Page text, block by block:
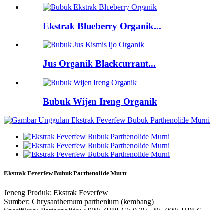
Ekstrak Blueberry Organik...
Jus Organik Blackcurrant...
Bubuk Wijen Ireng Organik
Ekstrak Feverfew Bubuk Parthenolide Murni
Jeneng Produk: Ekstrak Feverfew
Sumber: Chrysanthemum parthenium (kembang)